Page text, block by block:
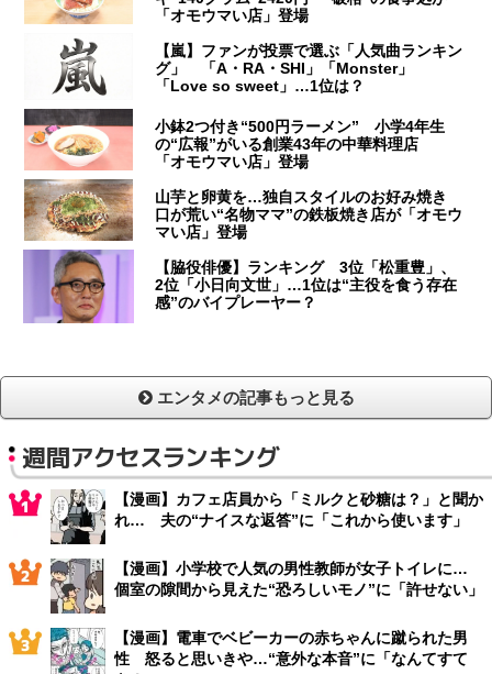
「オモウマい店」登場
【嵐】ファンが投票で選ぶ「人気曲ランキン
グ」 「A・RA・SHI」「Monster」
「Love so sweet」…1位は？
小鉢2つ付き“500円ラーメン” 小学4年生
の“広報”がいる創業43年の中華料理店
「オモウマい店」登場
山芋と卵黄を…独自スタイルのお好み焼き
口が荒い“名物ママ”の鉄板焼き店が「オモウ
マい店」登場
【脇役俳優】ランキング 3位「松重豊」、
2位「小日向文世」…1位は“主役を食う存在
感”のバイプレーヤー？
エンタメの記事もっと見る
週間アクセスランキング
【漫画】カフェ店員から「ミルクと砂糖は？」と聞か
れ… 夫の“ナイスな返答”に「これから使います」
【漫画】小学校で人気の男性教師が女子トイレに…
個室の隙間から見えた“恐ろしいモノ”に「許せない」
【漫画】電車でベビーカーの赤ちゃんに蹴られた男
性 怒ると思いきや…“意外な本音”に「なんてすて